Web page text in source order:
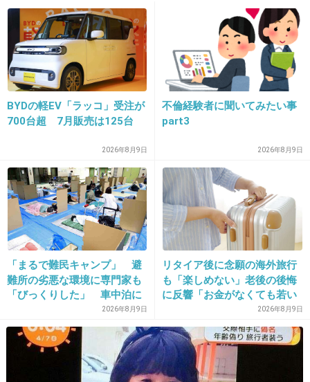
2026/07/07(火) 22:21:44
こっちは2個しか言ってなくても
あっちは何十個の中から選ばないといけないし
+222 -5
2026/07/07(火) 22:21:54
-1
2026/07/07(火) 22:22:00
BYDの軽EV「ラッコ」受注が
700台超 7月販売は125台
2026年8月9日
不倫経験者に聞いてみたい事
part3
2026年8月9日
「まるで難民キャンプ」 避
難所の劣悪な環境に専門家も
「びっくりした」 車中泊に
もリスクが 「熱したフライ
パンに飛び込むようなもの」
2026年8月9日
リタイア後に念願の海外旅行
も「楽しめない」老後の後悔
に反響「お金がなくても若い
うちに？」50代以上の切実な
声
2026年8月9日